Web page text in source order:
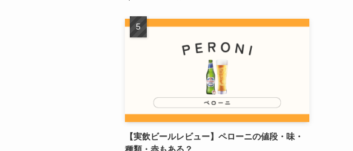
【実飲ビールレビュー】ペローニの値段・味・